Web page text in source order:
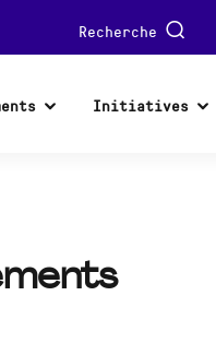
Recherche
Initiatives